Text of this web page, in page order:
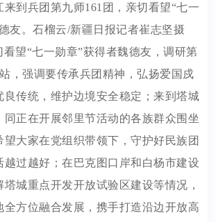
到兵团第九师161团，亲切看望“七一
友。石榴云/新疆日报记者崔志坚摄
看望“七一勋章”获得者魏德友，调研第
，强调要传承兵团精神，弘扬爱国戍
良传统，维护边境安全稳定；来到塔城
同正在开展邻里节活动的各族群众围坐
望大家在党组织带领下，守护好民族团
越过越好；在巴克图口岸和白杨市建设
城重点开发开放试验区建设等情况，
全方位融合发展，携手打造沿边开放高